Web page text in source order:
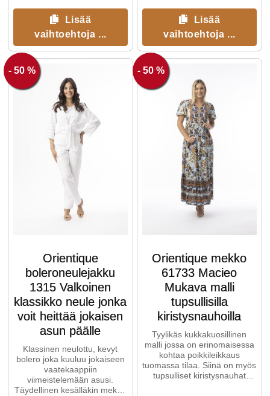
Lisää
vaihtoehtoja ...
Lisää
vaihtoehtoja ...
Orientique
boleroneulejakku
1315 Valkoinen
klassikko neule jonka
voit heittää jokaisen
asun päälle
Klassinen neulottu, kevyt
bolero joka kuuluu jokaiseen
vaatekaappiin
viimeistelemään asusi.
Täydellinen kesälläkin mekon
- 50 %
Orientique mekko
61733 Macieo
Mukava malli
tupsullisilla
kiristysnauhoilla
Tyylikäs kukkakuosillinen
malli jossa on erinomaisessa
kohtaa poikkileikkaus
tuomassa tilaa. Siinä on myös
tupsulliset kiristysnauhat
- 50 %